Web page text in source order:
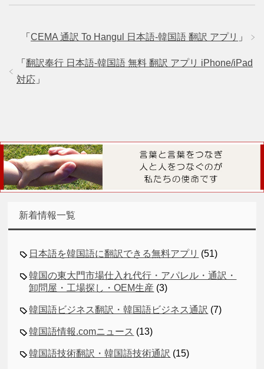
「 CEMA 通訳 To Hangul 日本語-韓国語 翻訳 アプリ 」
「 翻訳奉行 日本語-韓国語 無料 翻訳 アプリ iPhone/iPad
対応 」
新着情報一覧
日本語を韓国語に翻訳できる無料アプリ (51)
韓国の東大門市場仕入れ代行・アパレル・通訳・
卸問屋・工場探し・OEM生産 (3)
韓国語ビジネス翻訳・韓国語ビジネス通訳 (7)
韓国語情報.comニュース (13)
韓国語技術翻訳・韓国語技術通訳 (15)